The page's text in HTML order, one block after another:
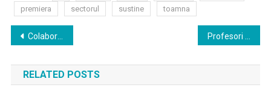
premiera sectorul sustine toamna
Navigare
în
articole
Colaborare strânsă între Primăria Capitalei şi Coaliţia pentru Dezvoltarea României
RELATED POSTS